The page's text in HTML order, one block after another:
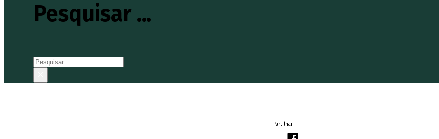
Pesquisar ...
Pesquisar
Partilhar